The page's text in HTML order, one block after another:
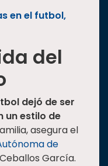
en el futbol,
del
dejó de ser
un estilo de
asegura el
de
García.